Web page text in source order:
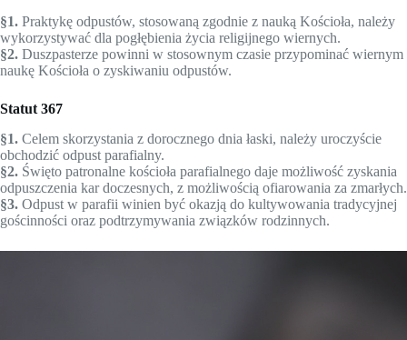
§1. Praktykę odpustów, stosowaną zgodnie z nauką Ko­ścioła, należy
wykorzystywać dla pogłębienia życia religijnego wiernych.
§2. Duszpasterze powinni w stosownym czasie przypominać wiernym
naukę Kościoła o zyskiwaniu odpustów.
Statut 367
§1. Celem skorzystania z dorocznego dnia łaski, należy uroczyście
obchodzić odpust parafialny.
§2. Święto patronalne kościoła parafialnego daje możliwość zyskania
odpuszczenia kar doczesnych, z możliwością ofiarowania za zmarłych.
§3. Odpust w parafii winien być okazją do kultywowania tradycyjnej
gościnności oraz podtrzymywania związków rodzinnych.